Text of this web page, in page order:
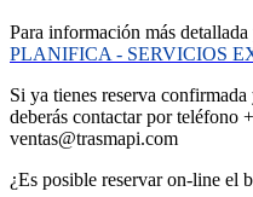
Para información más
PLANIFICA - SERVICIOS
Si ya tienes reserva
deberás contactar por teléfono
ventas@trasmapi.com
¿Es posible reservar on-line el